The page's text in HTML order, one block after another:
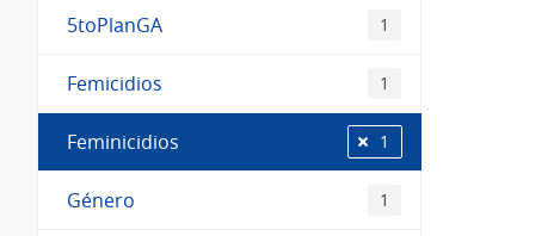
5toPlanGA 1
Femicidios 1
Feminicidios 1
Género 1